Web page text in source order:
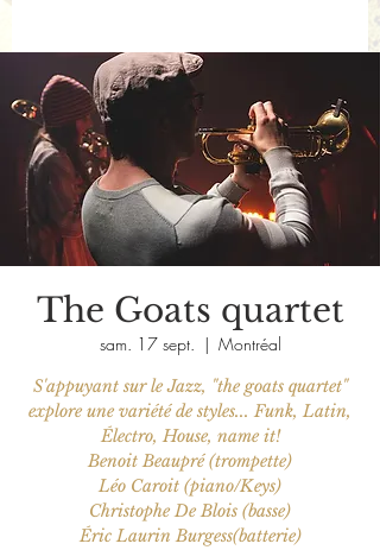
The Goats quartet
sam. 17 sept.
  |
Montréal
S'appuyant sur le Jazz, "the goats quartet"
explore une variété de styles... Funk, Latin,
Électro, House, name it!
Benoit Beaupré (trompette)
Léo Caroit (piano/Keys)
Christophe De Blois (basse)
Éric Laurin Burgess(batterie)